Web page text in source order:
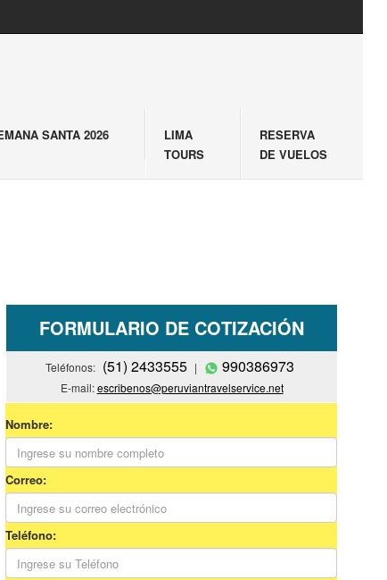
SANTA 2026
LIMA
TOURS
RESERVA
DE VUELOS
FORMULARIO DE COTIZACIÓN
Teléfonos: (51) 2433555 | 990386973
E-mail:escribenos@peruviantravelservice.net